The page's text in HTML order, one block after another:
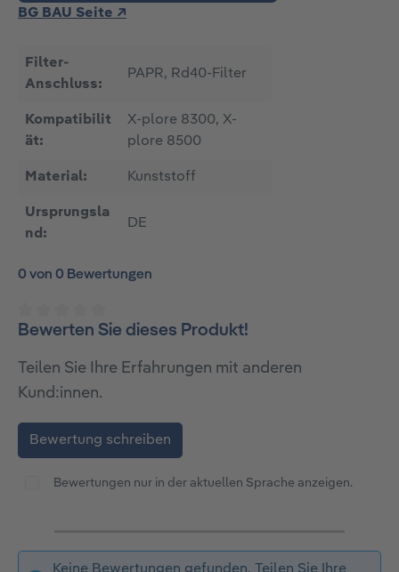
BG BAU Seite ↗
Filter-
Anschluss:
PAPR, Rd40-Filter
Kompatibilit
ät:
X-plore 8300, X-
plore 8500
Material: Kunststoff
Ursprungsla
nd:
DE
0 von 0 Bewertungen
Durchschnittliche Bewertung von 0 von 5 Sternen
Bewerten Sie dieses Produkt!
Teilen Sie Ihre Erfahrungen mit anderen
Kund:innen.
Bewertung schreiben
Bewertungen nur in der aktuellen Sprache anzeigen.